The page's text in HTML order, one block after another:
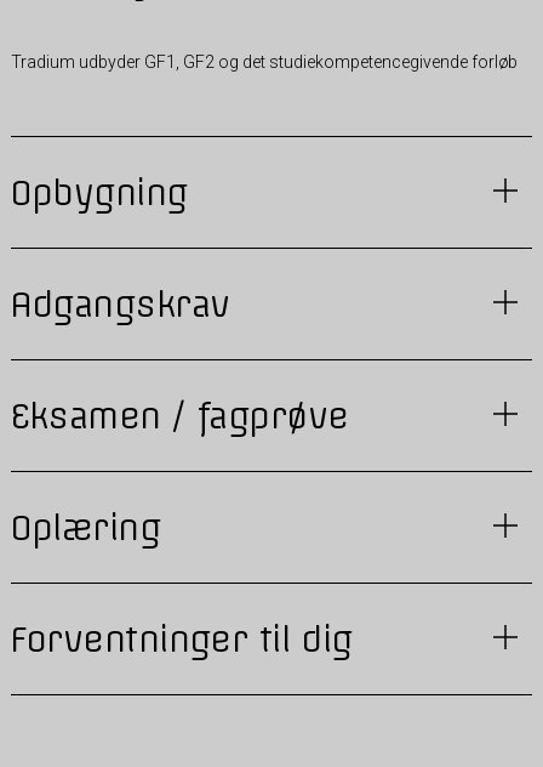
Tradium udbyder GF1, GF2 og det studiekompetencegivende forløb
Opbygning
Adgangskrav
Eksamen / fagprøve
Oplæring
Forventninger til dig